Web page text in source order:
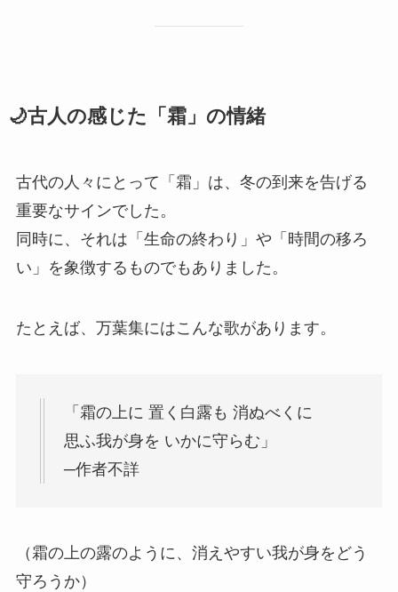
🌙古人の感じた「霜」の情緒
古代の人々にとって「霜」は、冬の到来を告げる
重要なサインでした。
同時に、それは「生命の終わり」や「時間の移ろ
い」を象徴するものでもありました。
たとえば、万葉集にはこんな歌があります。
「霜の上に 置く白露も 消ぬべくに
思ふ我が身を いかに守らむ」
─作者不詳
（霜の上の露のように、消えやすい我が身をどう
守ろうか）